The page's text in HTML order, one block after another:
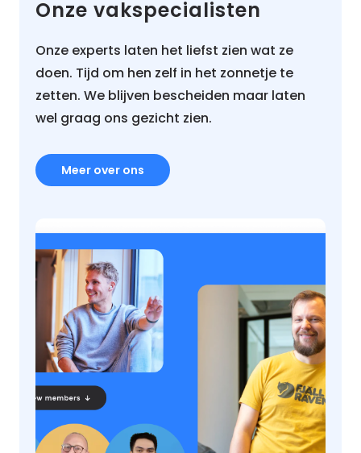
Onze vakspecialisten
Onze experts laten het liefst zien wat ze
doen. Tijd om hen zelf in het zonnetje te
zetten. We blijven bescheiden maar laten
wel graag ons gezicht zien.
Meer over ons